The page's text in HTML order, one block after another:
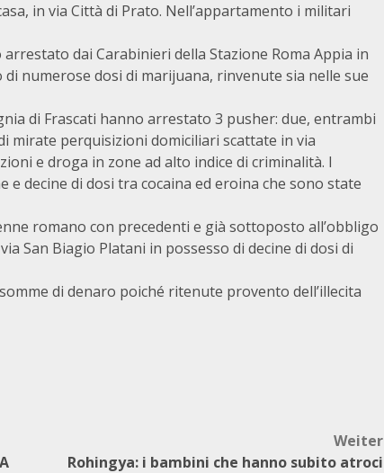
in via Città di Prato. Nell’appartamento i militari
dai Carabinieri della Stazione Roma Appia in
numerose dosi di marijuana, rinvenute sia nelle sue
di Frascati hanno arrestato 3 pusher: due, entrambi
mirate perquisizioni domiciliari scattate in via
e droga in zone ad alto indice di criminalità. I
decine di dosi tra cocaina ed eroina che sono state
romano con precedenti e già sottoposto all’obbligo
San Biagio Platani in possesso di decine di dosi di
di denaro poiché ritenute provento dell’illecita
Weiter
Rohingya: i bambini che hanno subito atroci